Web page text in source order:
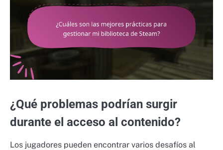
¿Qué problemas podrían surgir
durante el acceso al contenido?
Los jugadores pueden encontrar varios desafíos al